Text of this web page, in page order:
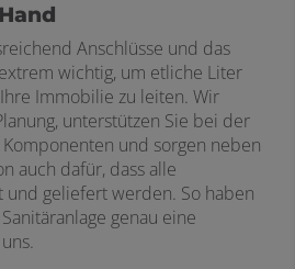
Anschlüsse und das
wichtig, um etliche Liter
Immobilie zu leiten. Wir
unterstützen Sie bei der
und sorgen neben
auch dafür, dass alle
geliefert werden. So haben
genau eine